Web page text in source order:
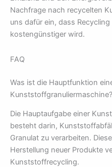
Nachfrage nach recycelten
uns dafür ein, dass
kostengünstiger wird.
FAQ
Was ist die Hauptfunktion
Kunststoffgranuliermaschine?
Die Hauptaufgabe einer
besteht darin,
Granulat zu verarbeiten.
Herstellung neuer Produkte
Kunststoffrecycling.